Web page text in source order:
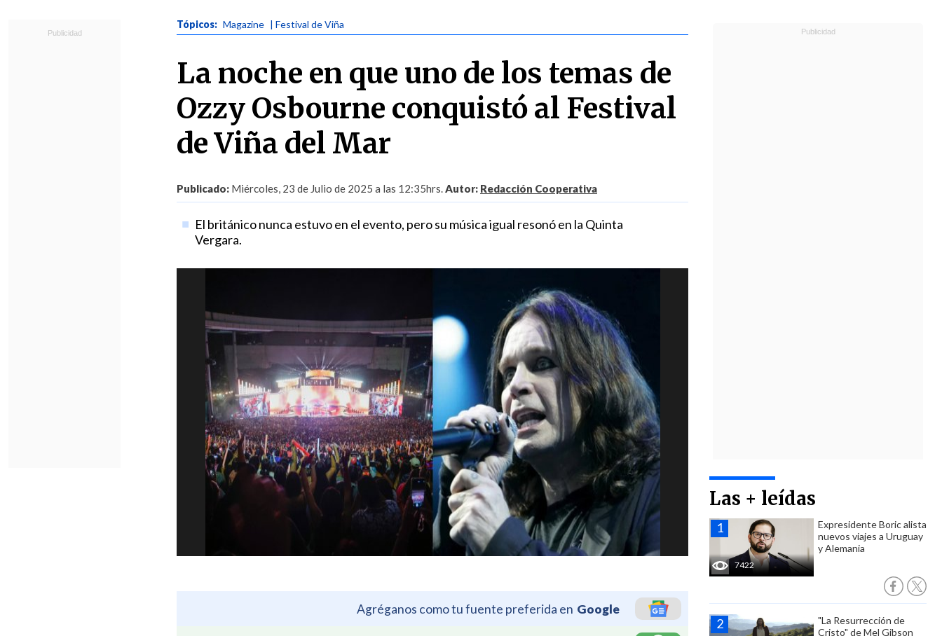
Tópicos: Magazine | Festival de Viña
La noche en que uno de los temas de
Ozzy Osbourne conquistó al Festival
de Viña del Mar
Publicado: Miércoles, 23 de Julio de 2025 a las 12:35hrs.Autor: Redacción Cooperativa
El británico nunca estuvo en el evento, pero su música igual resonó en la Quinta
Vergara.
Agréganos como tu fuente preferida en Google
Las + leídas
7422
Expresidente Boric alista
nuevos viajes a Uruguay
y Alemania
"La Resurrección de
Cristo" de Mel Gibson